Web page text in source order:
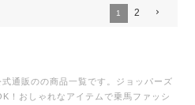
1 2
通販のの商品一覧です。ジョッパーズ
！おしゃれなアイテムで乗馬ファッシ